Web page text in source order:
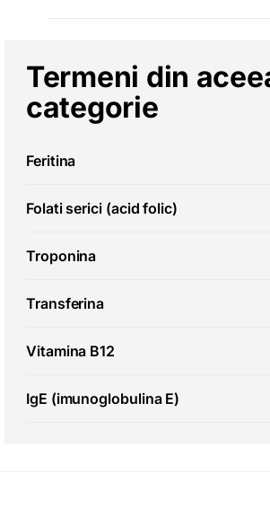
Termeni din
categorie
Feritina
Folati serici (acid folic)
Troponina
Transferina
Vitamina B12
IgE (imunoglobulina E)